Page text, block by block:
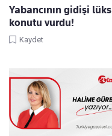
Yabancının gidişi lüks
konutu vurdu!
Kaydet